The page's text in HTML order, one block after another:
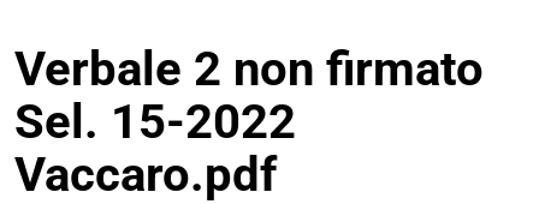
Verbale 2 non firmato
Sel. 15-2022
Vaccaro.pdf